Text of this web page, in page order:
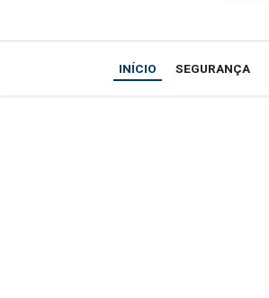
para
estudantes
INÍCIO SEGURANÇA